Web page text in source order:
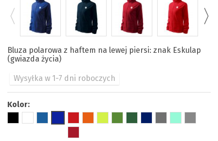
Bluza polarowa z haftem na lewej piersi: znak Eskulap
(gwiazda życia)
Wysyłka w 1-7 dni roboczych
Kolor: